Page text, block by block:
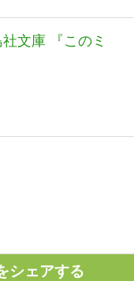
文庫 『このミ
シェアする